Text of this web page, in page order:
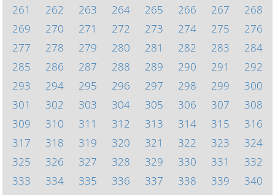
261
262 263 264 265 266 267
268
269
270 271 272 273 274 275
276
277
278 279 280 281 282 283
284
285
286 287 288 289 290 291
292
293
294 295 296 297 298 299
300
301
302 303 304 305 306 307
308
309
310 311 312 313 314 315
316
317
318 319 320 321 322 323
324
325
326 327 328 329 330 331
332
333
334 335 336 337 338 339
340